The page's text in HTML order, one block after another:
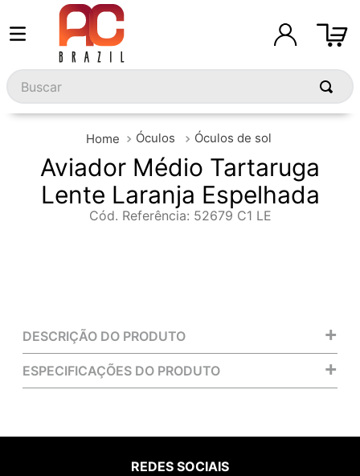
Buscar
Óculos Óculos de sol
Aviador Médio Tartaruga
Lente Laranja Espelhada
Cód. Referência: 52679 C1 LE
DESCRIÇÃO DO PRODUTO +
ESPECIFICAÇÕES DO PRODUTO +
REDES SOCIAIS